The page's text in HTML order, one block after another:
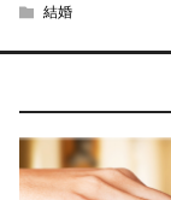
結婚